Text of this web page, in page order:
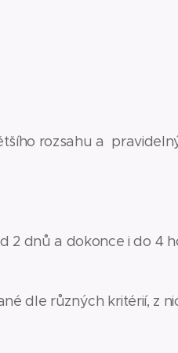
rozsahu a
2 dnů a dokonce i do 4
dle různých kritérií, z